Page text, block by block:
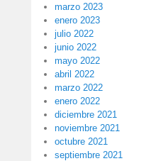
marzo 2023
enero 2023
julio 2022
junio 2022
mayo 2022
abril 2022
marzo 2022
enero 2022
diciembre 2021
noviembre 2021
octubre 2021
septiembre 2021